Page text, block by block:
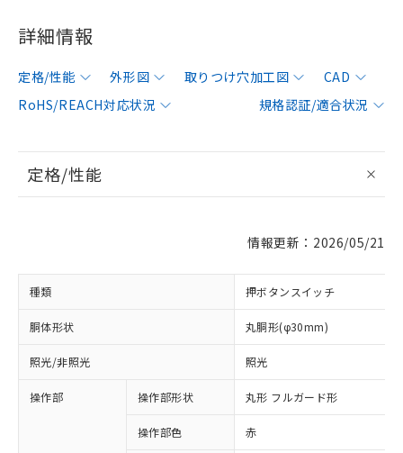
詳細情報
定格/性能 外形図 取りつけ穴加工図
CAD
RoHS/REACH対応状況
規格認証/適合状況
定格/性能
情報更新：2026/05/21
種類 押ボタンスイッチ
胴体形状 丸胴形(φ30mm)
照光/非照光 照光
操作部 操作部形状 丸形 フルガード形
操作部色 赤